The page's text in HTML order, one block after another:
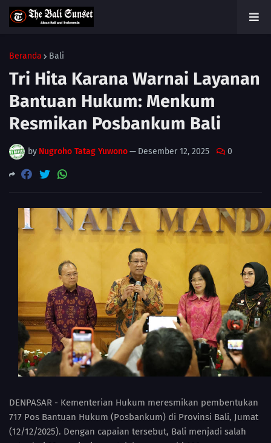
Beranda Bali
Tri Hita Karana Warnai Layanan
Bantuan Hukum: Menkum
Resmikan Posbankum Bali
by Nugroho Tatag Yuwono— Desember 12, 2025 0
DENPASAR - Kementerian Hukum meresmikan pembentukan
717 Pos Bantuan Hukum (Posbankum) di Provinsi Bali, Jumat
(12/12/2025). Dengan capaian tersebut, Bali menjadi salah